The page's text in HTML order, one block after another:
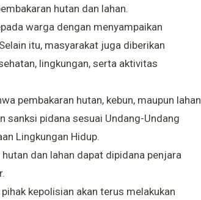
hutan dan lahan.
warga dengan menyampaikan
itu, masyarakat juga diberikan
lingkungan, serta aktivitas
pembakaran hutan, kebun, maupun lahan
sanksi pidana sesuai Undang-Undang
Lingkungan Hidup.
dan lahan dapat dipidana penjara
kepolisian akan terus melakukan